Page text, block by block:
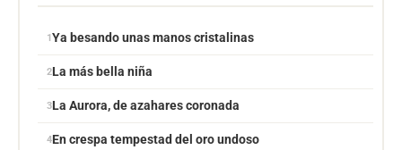
Ya besando unas manos cristalinas
La más bella niña
La Aurora, de azahares coronada
En crespa tempestad del oro undoso